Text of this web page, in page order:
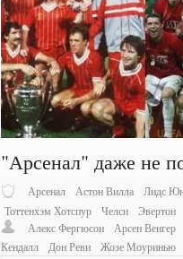
"Арсенал" даже не
Арсенал Астон Вилла
Лидс
Тоттенхэм Хотспур
Челси
Эвертон
Алекс Фергюсон
Арсен Венгер
Кендалл
Дон Реви Жозе Моуринью